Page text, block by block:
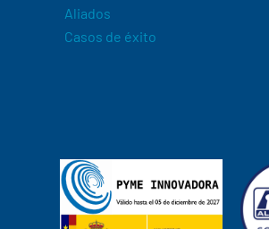
Aliados
Casos de éxito